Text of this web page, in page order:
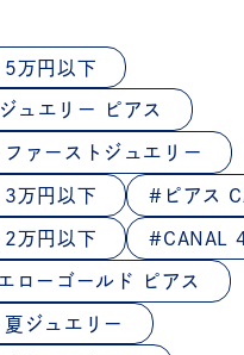
5万円以下
ュエリー ピアス
ファーストジュエリー
3万円以下 ピアス
2万円以下 CANAL
ローゴールド ピアス
夏ジュエリー